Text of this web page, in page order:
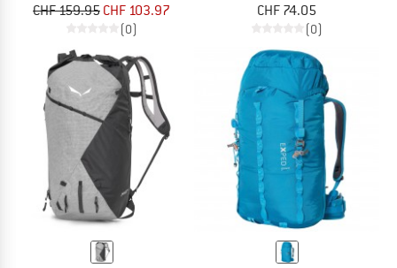
CHF 159.95 CHF 103.97
(0)
CHF 74.05
(0)